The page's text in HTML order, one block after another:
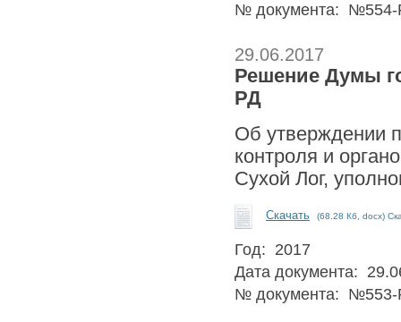
№ документа:
29.06.2017
Решение Думы
РД
Об утверждении
контроля и
Сухой Лог,
Скачать (68.28 Кб, docx)
Год: 2017
Дата документа:
№ документа: